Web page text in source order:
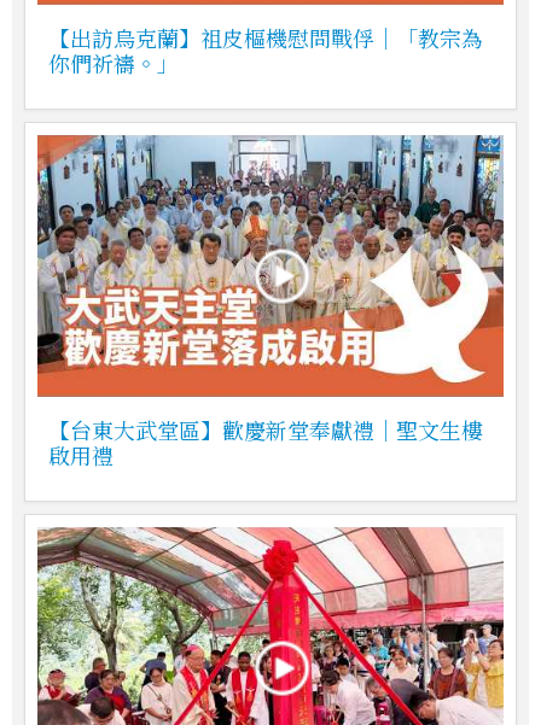
【出訪烏克蘭】祖皮樞機慰問戰俘｜「教宗為
你們祈禱。」
【台東大武堂區】歡慶新堂奉獻禮｜聖文生樓
啟用禮